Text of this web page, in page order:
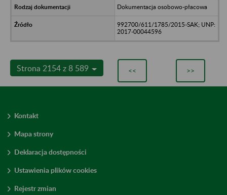
Dokumentacja osobowo-płacowa
992700/611/1785/2015-SAK; UNP:
2017-00044596
Strona 2154 z 8 589 << >>
Kontakt
Mapa strony
Deklaracja dostępności
Ustawienia plików cookies
Rejestr zmian